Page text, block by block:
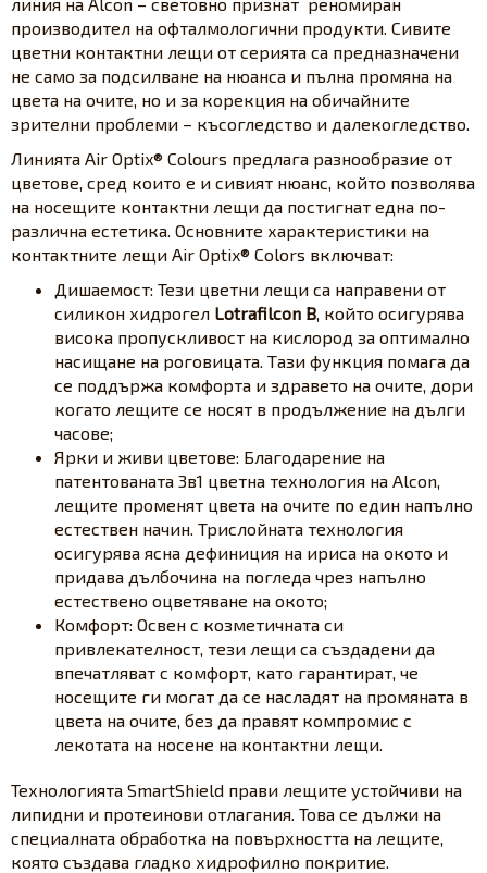
производител на офталмологични продукти. Сивите
цветни контактни лещи от серията са предназначени
не само за подсилване на нюанса и пълна промяна на
цвета на очите, но и за корекция на обичайните
зрителни проблеми – късогледство и далекогледство.
Линията Air Optix® Colours предлага разнообразие от
цветове, сред които е и сивият нюанс, който позволява
на носещите контактни лещи да постигнат една по-
различна естетика. Основните характеристики на
контактните лещи Air Optix® Colors включват:
Дишаемост: Тези цветни лещи са направени от
силикон хидрогел Lotrafilcon B , който осигурява
висока пропускливост на кислород за оптимално
насищане на роговицата. Тази функция помага да
се поддържа комфорта и здравето на очите, дори
когато лещите се носят в продължение на дълги
часове;
Ярки и живи цветове: Благодарение на
патентованата 3в1 цветна технология на Alcon,
лещите променят цвета на очите по един напълно
естествен начин. Трислойната технология
осигурява ясна дефиниция на ириса на окото и
придава дълбочина на погледа чрез напълно
естествено оцветяване на окото;
Комфорт: Освен с козметичната си
привлекателност, тези лещи са създадени да
впечатляват с комфорт, като гарантират, че
носещите ги могат да се насладят на промяната в
цвета на очите, без да правят компромис с
лекотата на носене на контактни лещи.
Технологията SmartShield прави лещите устойчиви на
липидни и протеинови отлагания. Това се дължи на
специалната обработка на повърхността на лещите,
която създава гладко хидрофилно покритие.